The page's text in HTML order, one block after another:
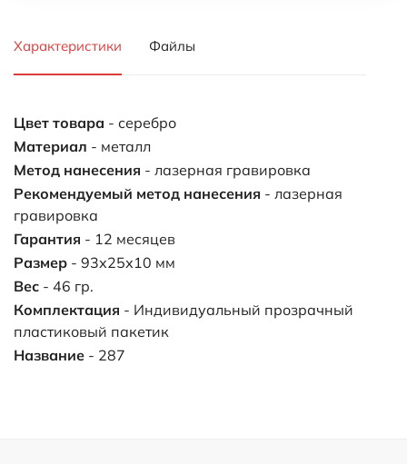
Характеристики Файлы
Цвет товара - серебро
Материал - металл
Метод нанесения - лазерная гравировка
Рекомендуемый метод нанесения - лазерная
гравировка
Гарантия - 12 месяцев
Размер - 93х25х10 мм
Вес - 46 гр.
Комплектация - Индивидуальный прозрачный
пластиковый пакетик
Название - 287